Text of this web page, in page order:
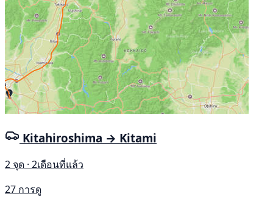
Kitahiroshima → Kitami
2 จุด · 2เดือนที่แล้ว
27 การดู